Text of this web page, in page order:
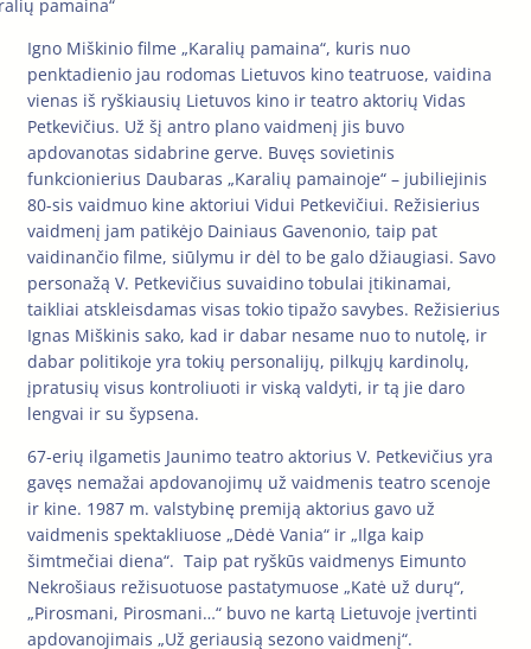
pamaina“
Igno Miškinio filme „Karalių pamaina“, kuris nuo
penktadienio jau rodomas Lietuvos kino teatruose, vaidina
vienas iš ryškiausių Lietuvos kino ir teatro aktorių Vidas
Petkevičius. Už šį antro plano vaidmenį jis buvo
apdovanotas sidabrine gerve. Buvęs sovietinis
funkcionierius Daubaras „Karalių pamainoje“ – jubiliejinis
80-sis vaidmuo kine aktoriui Vidui Petkevičiui. Režisierius
vaidmenį jam patikėjo Dainiaus Gavenonio, taip pat
vaidinančio filme, siūlymu ir dėl to be galo džiaugiasi. Savo
personažą V. Petkevičius suvaidino tobulai įtikinamai,
taikliai atskleisdamas visas tokio tipažo savybes. Režisierius
Ignas Miškinis sako, kad ir dabar nesame nuo to nutolę, ir
dabar politikoje yra tokių personalijų, pilkųjų kardinolų,
įpratusių visus kontroliuoti ir viską valdyti, ir tą jie daro
lengvai ir su šypsena.
67-erių ilgametis Jaunimo teatro aktorius V. Petkevičius yra
gavęs nemažai apdovanojimų už vaidmenis teatro scenoje
ir kine. 1987 m. valstybinę premiją aktorius gavo už
vaidmenis spektakliuose „Dėdė Vania“ ir „Ilga kaip
šimtmečiai diena“. Taip pat ryškūs vaidmenys Eimunto
Nekrošiaus režisuotuose pastatymuose „Katė už durų“,
„Pirosmani, Pirosmani…“ buvo ne kartą Lietuvoje įvertinti
apdovanojimais „Už geriausią sezono vaidmenį“.